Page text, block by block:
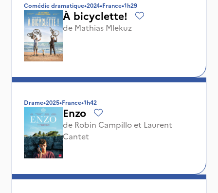
Comédie dramatique•2024•France•1h29
À bicyclette!
de Mathias Mlekuz
Drame•2025•France•1h42
Enzo
de Robin Campillo et Laurent
Cantet